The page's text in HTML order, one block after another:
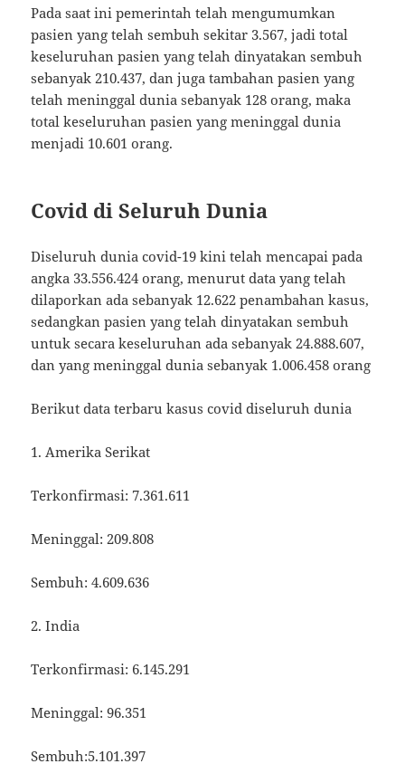
Pada saat ini pemerintah telah mengumumkan
pasien yang telah sembuh sekitar 3.567, jadi total
keseluruhan pasien yang telah dinyatakan sembuh
sebanyak 210.437, dan juga tambahan pasien yang
telah meninggal dunia sebanyak 128 orang, maka
total keseluruhan pasien yang meninggal dunia
menjadi 10.601 orang.
Covid di Seluruh Dunia
Diseluruh dunia covid-19 kini telah mencapai pada
angka 33.556.424 orang, menurut data yang telah
dilaporkan ada sebanyak 12.622 penambahan kasus,
sedangkan pasien yang telah dinyatakan sembuh
untuk secara keseluruhan ada sebanyak 24.888.607,
dan yang meninggal dunia sebanyak 1.006.458 orang
Berikut data terbaru kasus covid diseluruh dunia
1. Amerika Serikat
Terkonfirmasi: 7.361.611
Meninggal: 209.808
Sembuh: 4.609.636
2. India
Terkonfirmasi: 6.145.291
Meninggal: 96.351
Sembuh:5.101.397